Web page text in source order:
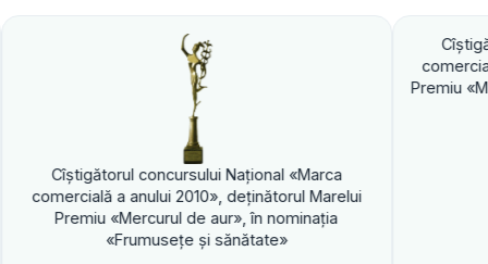
concursului Naţional «Marca
a anului 2010», deţinătorul Marelui
«Mercurul de aur», în nominaţia
«Frumuseţe şi sănătate»
Cîştigătorul
comercială a anului
Premiu «Mercurul de